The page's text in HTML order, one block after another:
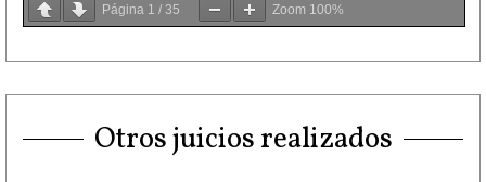
Página 1 / 35 Zoom 100%
Otros juicios realizados